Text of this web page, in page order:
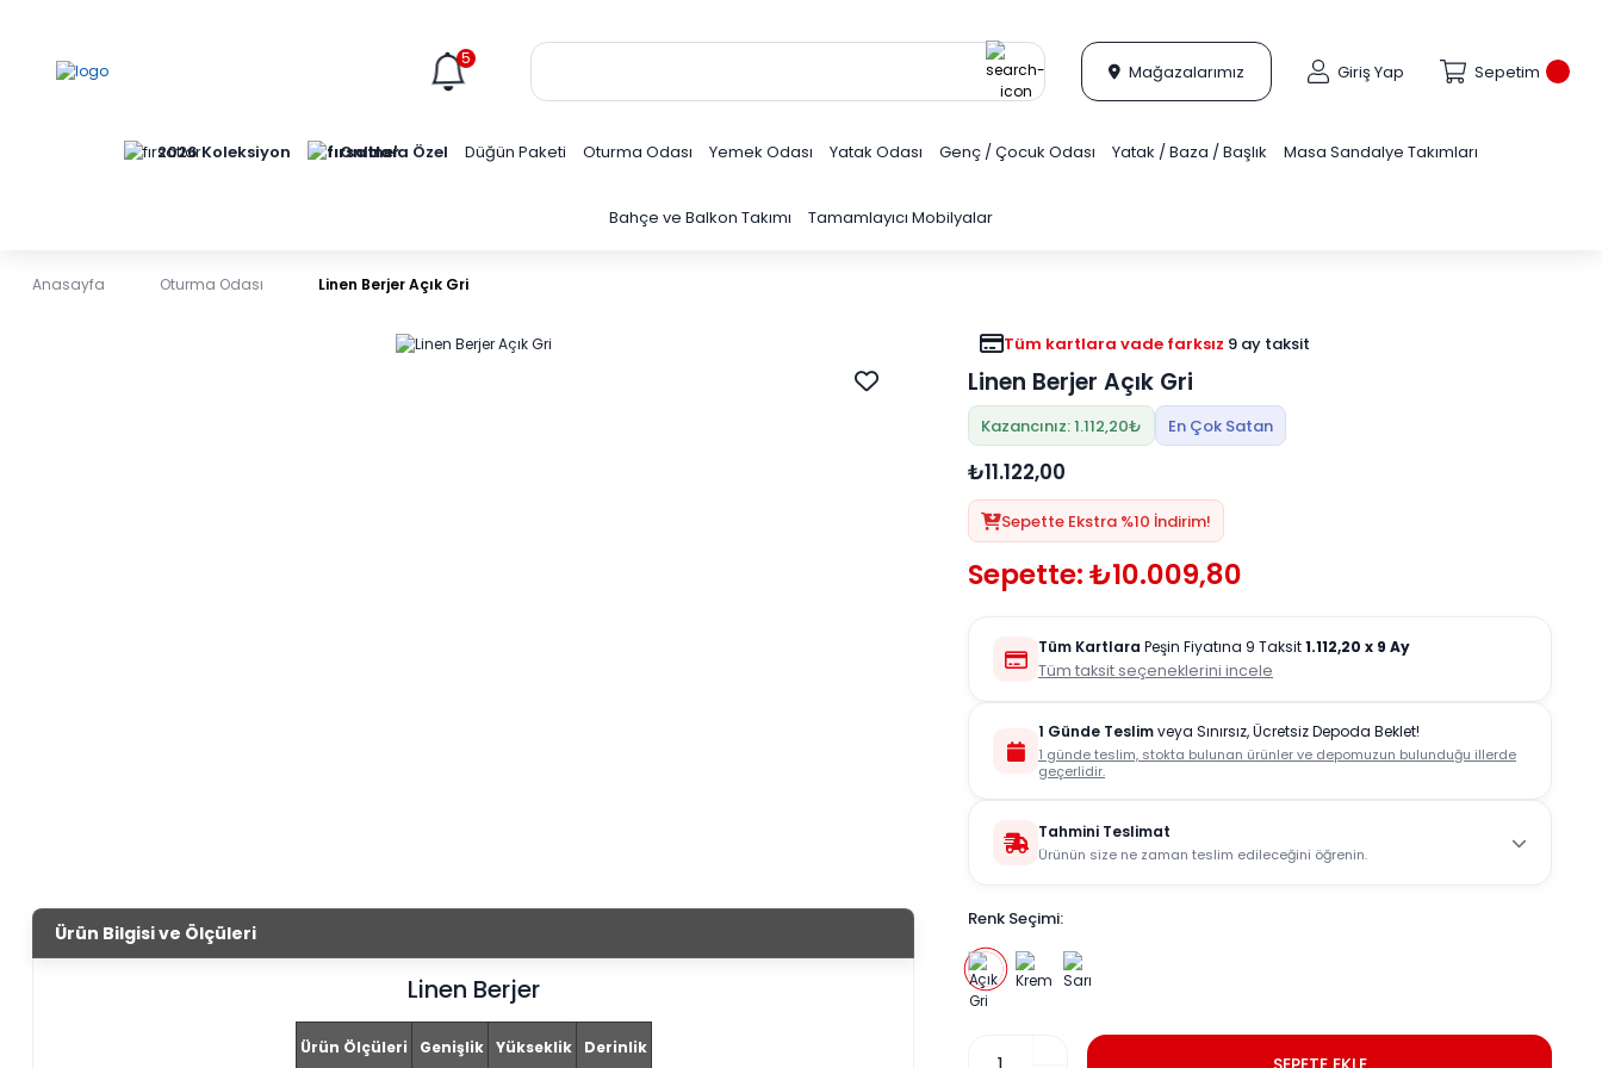
5
Mağazalarımız Giriş Yap Sepetim
2026 Koleksiyon Online'a Özel Düğün Paketi Oturma Odası Yemek Odası Yatak Odası Genç / Çocuk Odası Yatak / Baza / Başlık Masa Sandalye Takımları
Bahçe ve Balkon Takımı Tamamlayıcı Mobilyalar
Anasayfa Oturma Odası Linen Berjer Açık Gri
Ürün Bilgisi ve Ölçüleri
Linen Berjer
Ürün Ölçüleri Genişlik Yükseklik Derinlik
Tüm kartlara vade farksız 9 ay taksit
Linen Berjer Açık Gri
Kazancınız: 1.112,20₺ En Çok Satan
₺11.122,00
Sepette Ekstra %10 İndirim!
Sepette: ₺10.009,80
Tüm Kartlara Peşin Fiyatına 9 Taksit1.112,20 x 9 Ay
Tüm taksit seçeneklerini incele
1 Günde Teslimveya Sınırsız, Ücretsiz Depoda Beklet!
1 günde teslim, stokta bulunan ürünler ve depomuzun bulunduğu illerde
geçerlidir.
Tahmini Teslimat
Ürünün size ne zaman teslim edileceğini öğrenin.
Renk Seçimi: